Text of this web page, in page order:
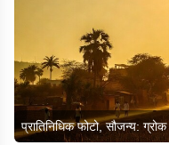
प्रातिनिधिक फोटो, सौजन्य: ग्रोक